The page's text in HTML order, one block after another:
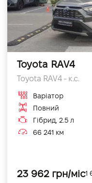
Toyota RAV4
Toyota RAV4 - к.с.
Варіатор
Повний
Гібрид, 2.5 л
66 241 км
23 962 грн/міс1